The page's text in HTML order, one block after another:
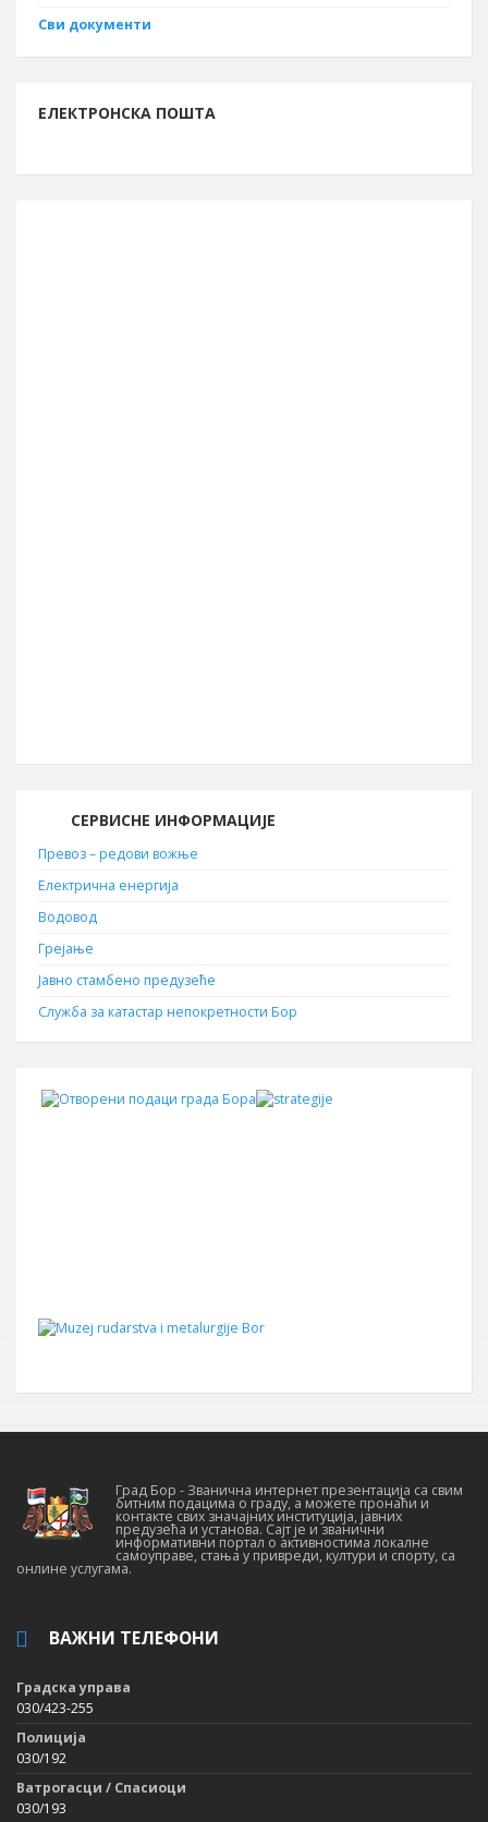
Сви документи
ЕЛЕКТРОНСКА ПОШТА
СЕРВИСНЕ ИНФОРМАЦИЈЕ
Превоз – редови вожње
Електрична енергија
Водовод
Грејање
Јавно стамбено предузеће
Служба за катастар непокретности Бор
Град Бор - Званична интернет презентација са свим
битним подацима о граду, а можете пронаћи и
контакте свих значајних институција, јавних
предузећа и установа. Сајт је и званични
информативни портал о активностима локалне
самоуправе, стања у привреди, култури и спорту, са
онлине услугама.
ВАЖНИ ТЕЛЕФОНИ
Градска управа
030/423-255
Полиција
030/192
Ватрогасци / Спасиоци
030/193